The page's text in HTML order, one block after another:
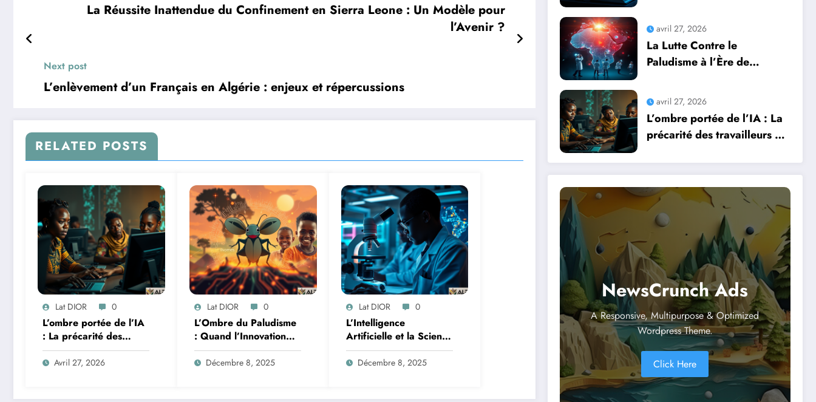
La Réussite Inattendue du Confinement en Sierra Leone : Un Modèle pour
l’Avenir ?
Next post
L’enlèvement d’un Français en Algérie : enjeux et répercussions
RELATED POSTS
Lat DIOR 0
L’ombre portée de l’IA
: La précarité des
travailleurs du clic en
Afrique face à la
Avril 27, 2026
Lat DIOR 0
L’Ombre du Paludisme
: Quand l’Innovation
Africaine et l’IA
Redéfinissent la Lutte
Décembre 8, 2025
Lat DIOR 0
L’Intelligence
Artificielle et la Science
des Données : Un
Nouveau Front contre
Décembre 8, 2025
professionnels avec
l’intelligence artificielle
avril 27, 2026
La Lutte Contre le
Paludisme à l’Ère de
Une Course Contre la
Montre Africaine
avril 27, 2026
L’ombre portée de l’IA : La
précarité des travailleurs du
révolution numérique
NewsCrunch Ads
A Responsive, Multipurpose & Optimized
Wordpress Theme.
Click Here